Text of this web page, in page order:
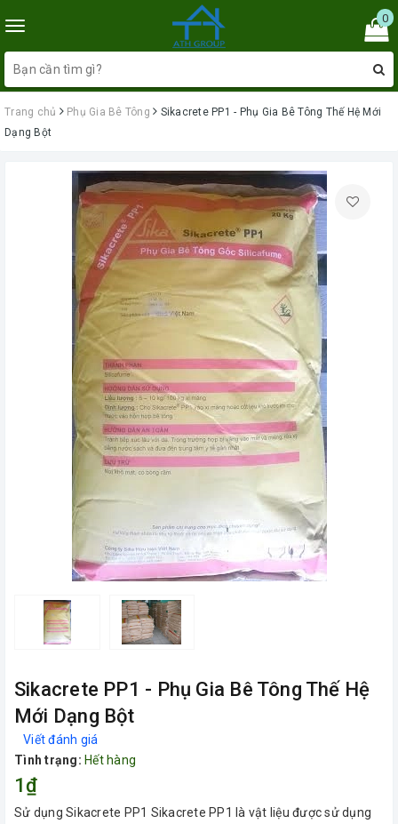
Toggle
navigation
0
Trang chủ Phụ Gia Bê Tông
Sikacrete PP1 - Phụ Gia Bê Tông Thế Hệ Mới
Dạng Bột
Sikacrete PP1 - Phụ Gia Bê Tông Thế Hệ
Mới Dạng Bột
Viết đánh giá
Tình trạng: Hết hàng
1₫
Sử dụng Sikacrete PP1 Sikacrete PP1 là vật liệu được sử dụng